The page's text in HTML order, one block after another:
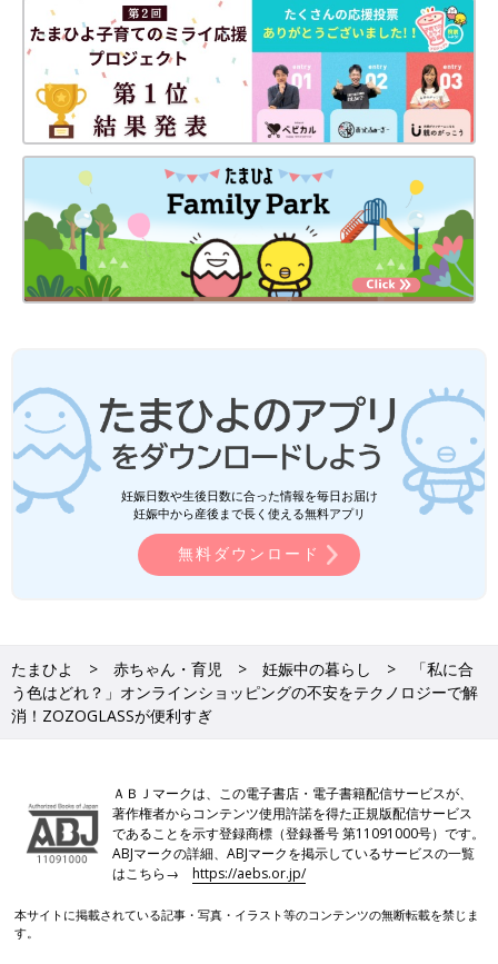
妊娠日数や生後日数に合った情報を毎日お届け
妊娠中から産後まで長く使える無料アプリ
無料ダウンロード
たまひよ 赤ちゃん・育児 妊娠中の暮らし
「私に合
う色はどれ？」オンラインショッピングの不安をテクノロジーで解
消！ZOZOGLASSが便利すぎ
ＡＢＪマークは、この電子書店・電子書籍配信サービスが、
著作権者からコンテンツ使用許諾を得た正規版配信サービス
であることを示す登録商標（登録番号 第11091000号）です。
ABJマークの詳細、ABJマークを掲示しているサービスの一覧
はこちら→https://aebs.or.jp/
本サイトに掲載されている記事・写真・イラスト等のコンテンツの無断転載を禁じま
す。